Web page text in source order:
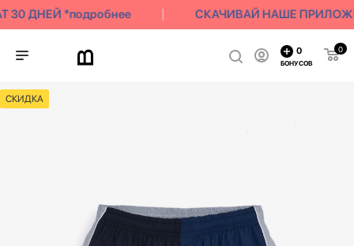
ДНЕЙ *подробнее СКАЧИВАЙ НАШЕ
0
0
БОНУСОВ
СКИДКА